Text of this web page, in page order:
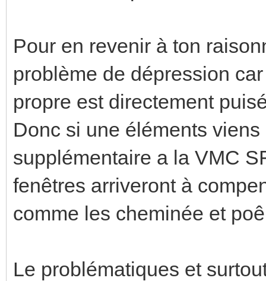
Pour en revenir à ton
problème de dépression
propre est directement
Donc si une éléments
supplémentaire a la VMC
fenêtres arriveront à
comme les cheminée et
Le problématiques et